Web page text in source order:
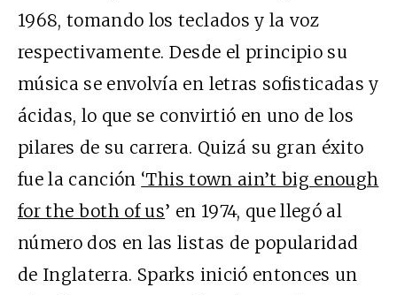
1968, tomando los teclados y la voz
respectivamente. Desde el principio su
música se envolvía en letras sofisticadas y
ácidas, lo que se convirtió en uno de los
pilares de su carrera. Quizá su gran éxito
fue la canción ‘This town ain’t big enough
for the both of us’ en 1974, que llegó al
número dos en las listas de popularidad
de Inglaterra. Sparks inició entonces un